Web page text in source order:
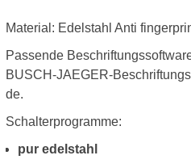
Material: Edelstahl Anti
Passende
BUSCH-JAEGER-
de.
Schalterprogramme:
pur edelstahl